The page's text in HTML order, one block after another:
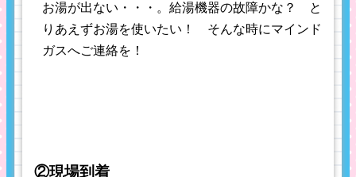
お湯が出ない・・・。給湯機器の故障かな？ と
りあえずお湯を使いたい！ そんな時にマインド
ガスへご連絡を！
②現場到着